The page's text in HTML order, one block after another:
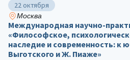
22 октября
Москва
Международная научно-
«Философское,
наследие и современность: к
Выготского и Ж. Пиаже»